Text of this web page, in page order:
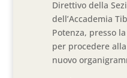
Direttivo della
dell’Accademia
Potenza, presso
per procedere
nuovo